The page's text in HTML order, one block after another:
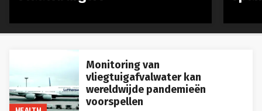
HEALTH
Monitoring van
vliegtuigafvalwater kan
wereldwijde pandemieën
voorspellen